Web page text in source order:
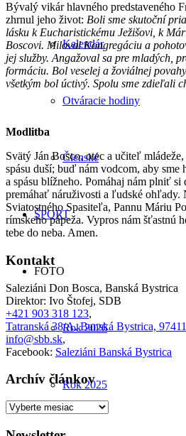
Kalendár
Otváracie hodiny
Členské
ŠPORT
FOTO
Rok 2026
Rok 2025
Bývalý vikár hlavného predstaveného
zhrnul jeho život: Boli sme skutoční
lásku k Eucharistickému Ježišovi, k
Boscovi. Miloval Kongregáciu a
jej služby. Angažoval sa pre mladých,
formáciu. Bol veselej a žoviálnej
všetkým bol úctivý. Spolu sme zdieľali
Modlitba
Svätý Ján Bosco, otec a učiteľ
spásu duší; buď nám vodcom, aby
a spásu blížneho. Pomáhaj nám plniť si
premáhať náruživosti a ľudské ohľady.
Sviatostného Spasiteľa, Pannu Máriu
rímskeho pápeža. Vypros nám šťastnú
tebe do neba. Amen.
Kontakt
Saleziáni Don Bosca, Banská Bystrica
Direktor: Ivo Štofej, SDB
+421 903 318 123,
Tatranská 38/A, Banská Bystrica, 97411
info@sbb.sk,
Facebook: Saleziáni Banská Bystrica
Archív článkov
Archív